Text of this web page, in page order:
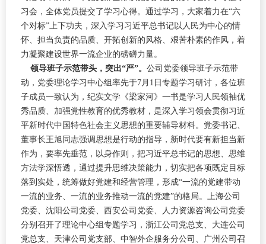
习会，全体党员提交了学习心得。通过学习，大家着力在“六
个对标”上下功夫，深入学习习近平总书记以人民为中心的情
怀、担当负责的品质、开拓创新的风格、艰苦朴素的作风，着
力凝聚建设世界一流企业的磅礴力量。
领导班子示范带头，突出“严”。 公司党委领导班子示范带
动，党委理论学习中心组率先于7月1日专题学习研讨，各位班
子成员一致认为，纪实文学《梁家河》一书是学习人民领袖优
秀品质、加强党性教育的优秀教材，是深入学习领会贯彻习近
平新时代中国特色社会主义思想的重要辅导材料。党委书记、
董事长王旭同志强调思想是行动的指导，新时代要有新担当新
作为，要率先垂范，以身作则，把习近平总书记的思想、思维
方法学深悟透，通过提升思维决策能力，切实把各项既定目标
落到实处，统筹做好党建和经营管理，形成“一流的党建带动
一流的业务、一流的业务推动一流的党建”的格局。上海公司
党委、沈阳公司党委、西安公司党委、人力资源咨询公司党委
分别召开了理论中心组专题学习，浙江公司党总支、大连公司
党总支、天津公司党支部、中智外企服务分公司、广州公司召